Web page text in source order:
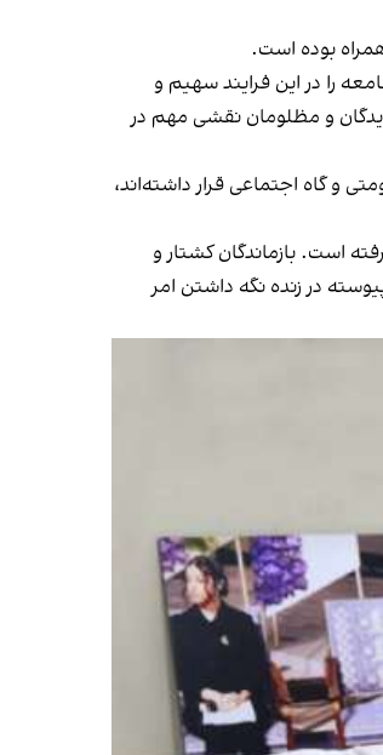
بوده است.
را در این فرایند سهیم و
و مظلومان نقشی مهم در
و گاه اجتماعی قرار داشته‌اند،
است. بازماندگان کشتار و
در زنده‌ نگه‌ داشتن امر